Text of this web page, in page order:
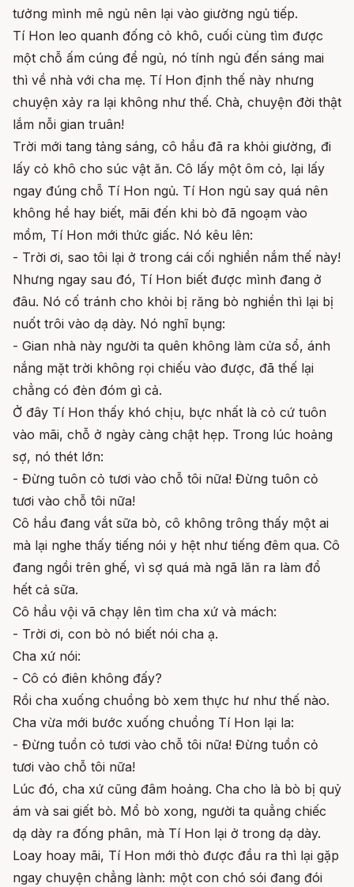
tưởng mình mê ngủ nên lại vào giường ngủ tiếp.
Tí Hon leo quanh đống cỏ khô, cuối cùng tìm được
một chỗ ấm cúng để ngủ, nó tính ngủ đến sáng mai
thì về nhà với cha mẹ. Tí Hon định thế này nhưng
chuyện xảy ra lại không như thế. Chà, chuyện đời thật
lắm nỗi gian truân!
Trời mới tang tảng sáng, cô hầu đã ra khỏi giường, đi
lấy cỏ khô cho súc vật ăn. Cô lấy một ôm cỏ, lại lấy
ngay đúng chỗ Tí Hon ngủ. Tí Hon ngủ say quá nên
không hề hay biết, mãi đến khi bò đã ngoạm vào
mồm, Tí Hon mới thức giấc. Nó kêu lên:
- Trời ơi, sao tôi lại ở trong cái cối nghiền nắm thế này!
Nhưng ngay sau đó, Tí Hon biết được mình đang ở
đâu. Nó cố tránh cho khỏi bị răng bò nghiền thì lại bị
nuốt trôi vào dạ dày. Nó nghĩ bụng:
- Gian nhà này người ta quên không làm cửa sổ, ánh
nắng mặt trời không rọi chiếu vào được, đã thế lại
chẳng có đèn đóm gì cả.
Ở đây Tí Hon thấy khó chịu, bực nhất là cỏ cứ tuôn
vào mãi, chỗ ở ngày càng chật hẹp. Trong lúc hoảng
sợ, nó thét lớn:
- Đừng tuôn cỏ tươi vào chỗ tôi nữa! Đừng tuôn cỏ
tươi vào chỗ tôi nữa!
Cô hầu đang vắt sữa bò, cô không trông thấy một ai
mà lại nghe thấy tiếng nói y hệt như tiếng đêm qua. Cô
đang ngồi trên ghế, vì sợ quá mà ngã lăn ra làm đổ
hết cả sữa.
Cô hầu vội vã chạy lên tìm cha xứ và mách:
- Trời ơi, con bò nó biết nói cha ạ.
Cha xứ nói:
- Cô có điên không đấy?
Rồi cha xuống chuồng bò xem thực hư như thế nào.
Cha vừa mới bước xuống chuồng Tí Hon lại la:
- Đừng tuồn cỏ tươi vào chỗ tôi nữa! Đừng tuồn cỏ
tươi vào chỗ tôi nữa!
Lúc đó, cha xứ cũng đâm hoảng. Cha cho là bò bị quỷ
ám và sai giết bò. Mổ bò xong, người ta quẳng chiếc
dạ dày ra đống phân, mà Tí Hon lại ở trong dạ dày.
Loay hoay mãi, Tí Hon mới thò được đầu ra thì lại gặp
ngay chuyện chẳng lành: một con chó sói đang đói